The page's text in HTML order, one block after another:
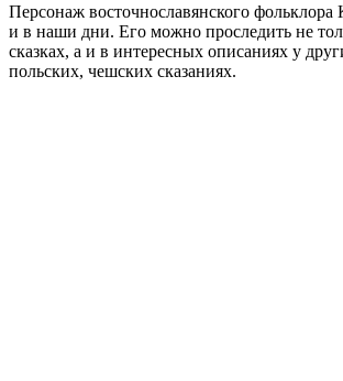
Персонаж восточнославянского фольклора
и в наши дни. Его можно проследить не
сказках, а и в интересных описаниях у
польских, чешских сказаниях.